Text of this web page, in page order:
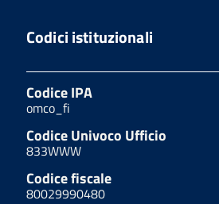
Codici istituzionali
Codice IPA
omco_fi
Codice Univoco Ufficio
833WWW
Codice fiscale
80029990480